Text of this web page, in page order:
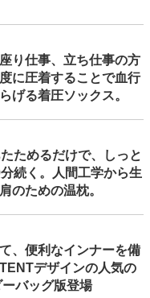
り仕事、立ち仕事の方
に圧着することで血行
げる着圧ソックス。
ためるだけで、しっと
続く。人間工学から生
のための温枕。
、便利なインナーを備
デザインの人気の
ーバッグ版登場